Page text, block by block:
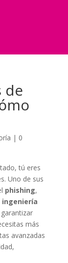
de
| 0
tú eres
Uno de sus
phishing,
ingeniería
más
avanzadas